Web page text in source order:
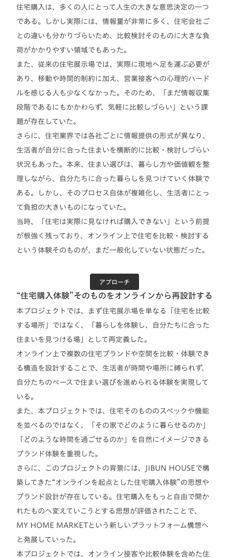
住宅購入は、多くの人にとって人生の大きな意思決定の一つ
である。しかし実際には、情報量が非常に多く、住宅会社ご
との違いも分かりづらいため、比較検討そのものに大きな負
荷がかかりやすい領域でもあった。
また、従来の住宅展示場では、実際に現地へ足を運ぶ必要が
あり、移動や時間的制約に加え、営業接客への心理的ハード
ルを感じる人も少なくなかった。そのため、「まだ情報収集
段階であるにもかかわらず、気軽に比較しづらい」という課
題が存在していた。
さらに、住宅業界では各社ごとに情報提供の形式が異なり、
生活者が自分に合った住まいを横断的に比較・検討しづらい
状況もあった。本来、住まい選びは、暮らし方や価値観を整
理しながら、自分たちに合った暮らしを見つけていく体験で
ある。しかし、そのプロセス自体が複雑化し、生活者にとっ
て負担の大きいものになっていた。
当時、「住宅は実際に見なければ購入できない」という前提
が根強く残っており、オンライン上で住宅を比較・検討する
という体験そのものが、まだ一般化していない状態だった。
アプローチ
“住宅購入体験”そのものをオンラインから再設計する
本プロジェクトでは、まず住宅展示場を単なる「住宅を比較
する場所」ではなく、「暮らしを体験し、自分たちに合った
住まいを見つける場」として再定義した。
オンライン上で複数の住宅ブランドや空間を比較・体験でき
る構造を設計することで、生活者が時間や場所に縛られず、
自分たちのペースで住まい選びを進められる体験を実現して
いる。
また、本プロジェクトでは、住宅そのもののスペックや機能
を並べるのではなく、「その家でどのように暮らせるのか」
「どのような時間を過ごせるのか」を自然にイメージできる
ブランド体験を重視した。
さらに、このプロジェクトの背景には、JIBUN HOUSEで構
築してきた“オンラインを起点とした住宅購入体験”の思想や
ブランド設計が存在している。住宅購入をもっと自由で開か
れたものへ変えていこうとする思想が評価されたことで、
MY HOME MARKETという新しいプラットフォーム構想へ
と発展していった。
本プロジェクトでは、オンライン接客や比較体験を含めた住